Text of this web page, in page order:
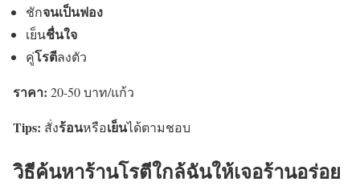
ชักจนเป็นฟอง
เย็นชื่นใจ
คู่โรตีลงตัว
ราคา: 20-50 บาท/แก้ว
Tips: สั่งร้อนหรือเย็นได้ตามชอบ
วิธีค้นหาร้านโรตีใกล้ฉันให้เจอร้านอร่อย